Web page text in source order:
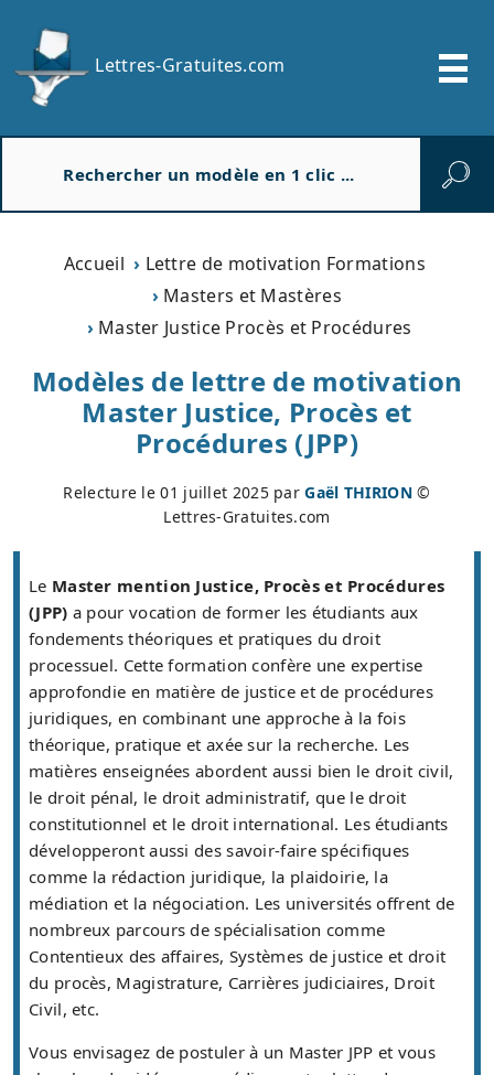
Lettres-Gratuites.com
Accueil
Lettre de motivation Formations
Masters et Mastères
Master Justice Procès et Procédures
Modèles de lettre de motivation
Master Justice, Procès et
Procédures (JPP)
Relecture le01 juillet 2025parGaël THIRION©
Lettres-Gratuites.com
Le Master mention Justice, Procès et Procédures
(JPP) a pour vocation de former les étudiants aux
fondements théoriques et pratiques du droit
processuel. Cette formation confère une expertise
approfondie en matière de justice et de procédures
juridiques, en combinant une approche à la fois
théorique, pratique et axée sur la recherche. Les
matières enseignées abordent aussi bien le droit civil,
le droit pénal, le droit administratif, que le droit
constitutionnel et le droit international. Les étudiants
développeront aussi des savoir-faire spécifiques
comme la rédaction juridique, la plaidoirie, la
médiation et la négociation. Les universités offrent de
nombreux parcours de spécialisation comme
Contentieux des affaires, Systèmes de justice et droit
du procès, Magistrature, Carrières judiciaires, Droit
Civil, etc.
Vous envisagez de postuler à un Master JPP et vous